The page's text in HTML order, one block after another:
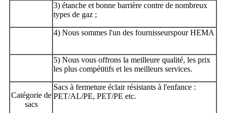
3) étanche et bonne barrière contre de nombreux
types de gaz ;
4) Nous sommes l'un des fournisseurspour HEMA
5) Nous vous offrons la meilleure qualité, les prix
les plus compétitifs et les meilleurs services.
Catégorie de
sacs
Sacs à fermeture éclair résistants à l'enfance :
PET/AL/PE, PET/PE etc.